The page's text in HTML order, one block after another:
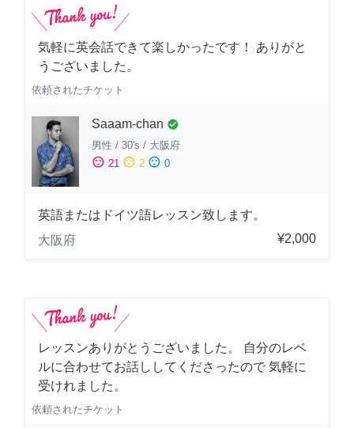
気軽に英会話できて楽しかったです！ ありがと
うございました。
依頼されたチケット
Saaam-chan check_circle
男性 / 30's / 大阪府
sentiment_satisfied 21 sentiment_neutral 2 sentiment_dissatisfied 0
英語またはドイツ語レッスン致します。
大阪府
¥2,000
レッスンありがとうございました。 自分のレベ
ルに合わせてお話ししてくださったので 気軽に
受けれました。
依頼されたチケット